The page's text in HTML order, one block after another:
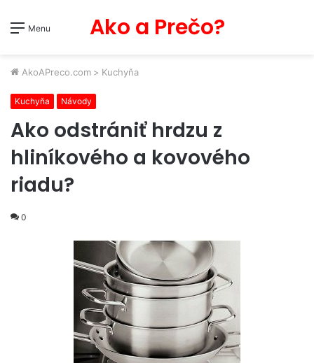
Menu Ako a Prečo?
AkoAPreco.com > Kuchyňa
Kuchyňa Návody
Ako odstrániť hrdzu z
hliníkového a kovového
riadu?
0